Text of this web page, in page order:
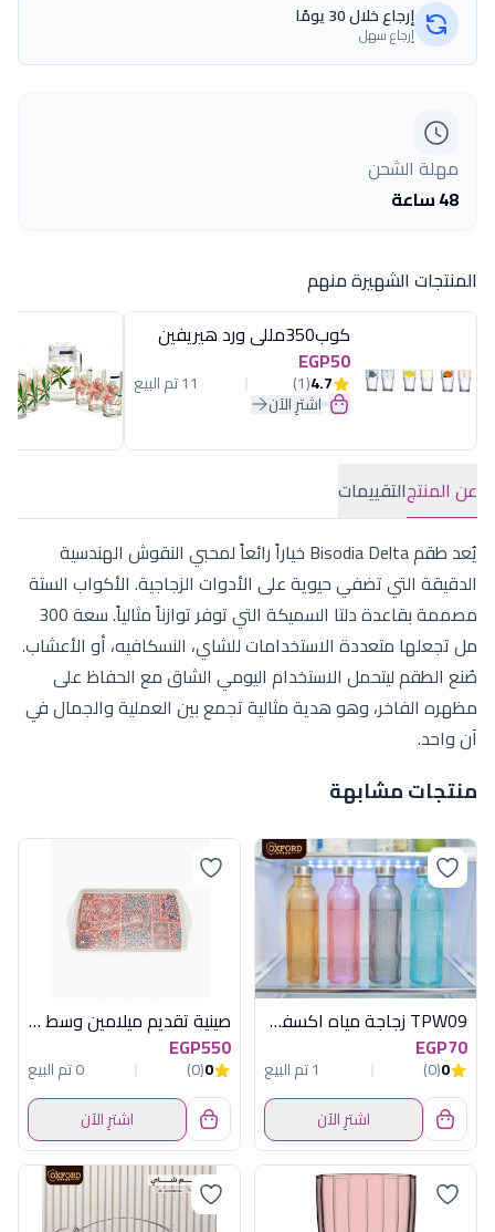
إرجاع خلال 30 يومًا
إرجاع سهل
مهلة الشحن
48 ساعة
المنتجات الشهيرة منهم
كوب350مللى ورد هيريفين
EGP50
4.7
(1) 11 تم البيع
اشترِ الآن
عن المنتجالتقييمات
يُعد طقم Bisodia Delta خياراً رائعاً لمحبي النقوش الهندسية
الدقيقة التي تضفي حيوية على الأدوات الزجاجية. الأكواب الستة
مصممة بقاعدة دلتا السميكة التي توفر توازناً مثالياً. سعة 300
مل تجعلها متعددة الاستخدامات للشاي، النسكافيه، أو الأعشاب.
صُنع الطقم ليتحمل الاستخدام اليومي الشاق مع الحفاظ على
مظهره الفاخر، وهو هدية مثالية تجمع بين العملية والجمال في
آن واحد.
منتجات مشابهة
TPW09 زجاجة مياه اكسفورد
EGP70
0
(0)
1 تم البيع
اشترِ الآن
صينية تقديم ميلامين وسط لوب مومنتس
EGP550
0
(0)
0 تم البيع
اشترِ الآن